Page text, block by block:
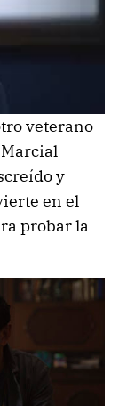
veterano
y
en el
probar la